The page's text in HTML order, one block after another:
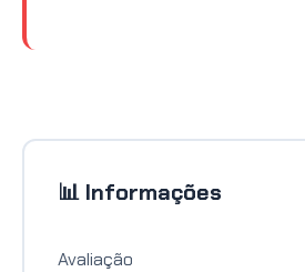
📊 Informações
Avaliação